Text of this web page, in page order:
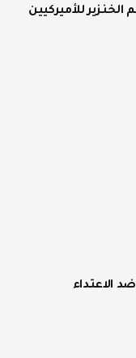
للأميركيين
الاعتداء